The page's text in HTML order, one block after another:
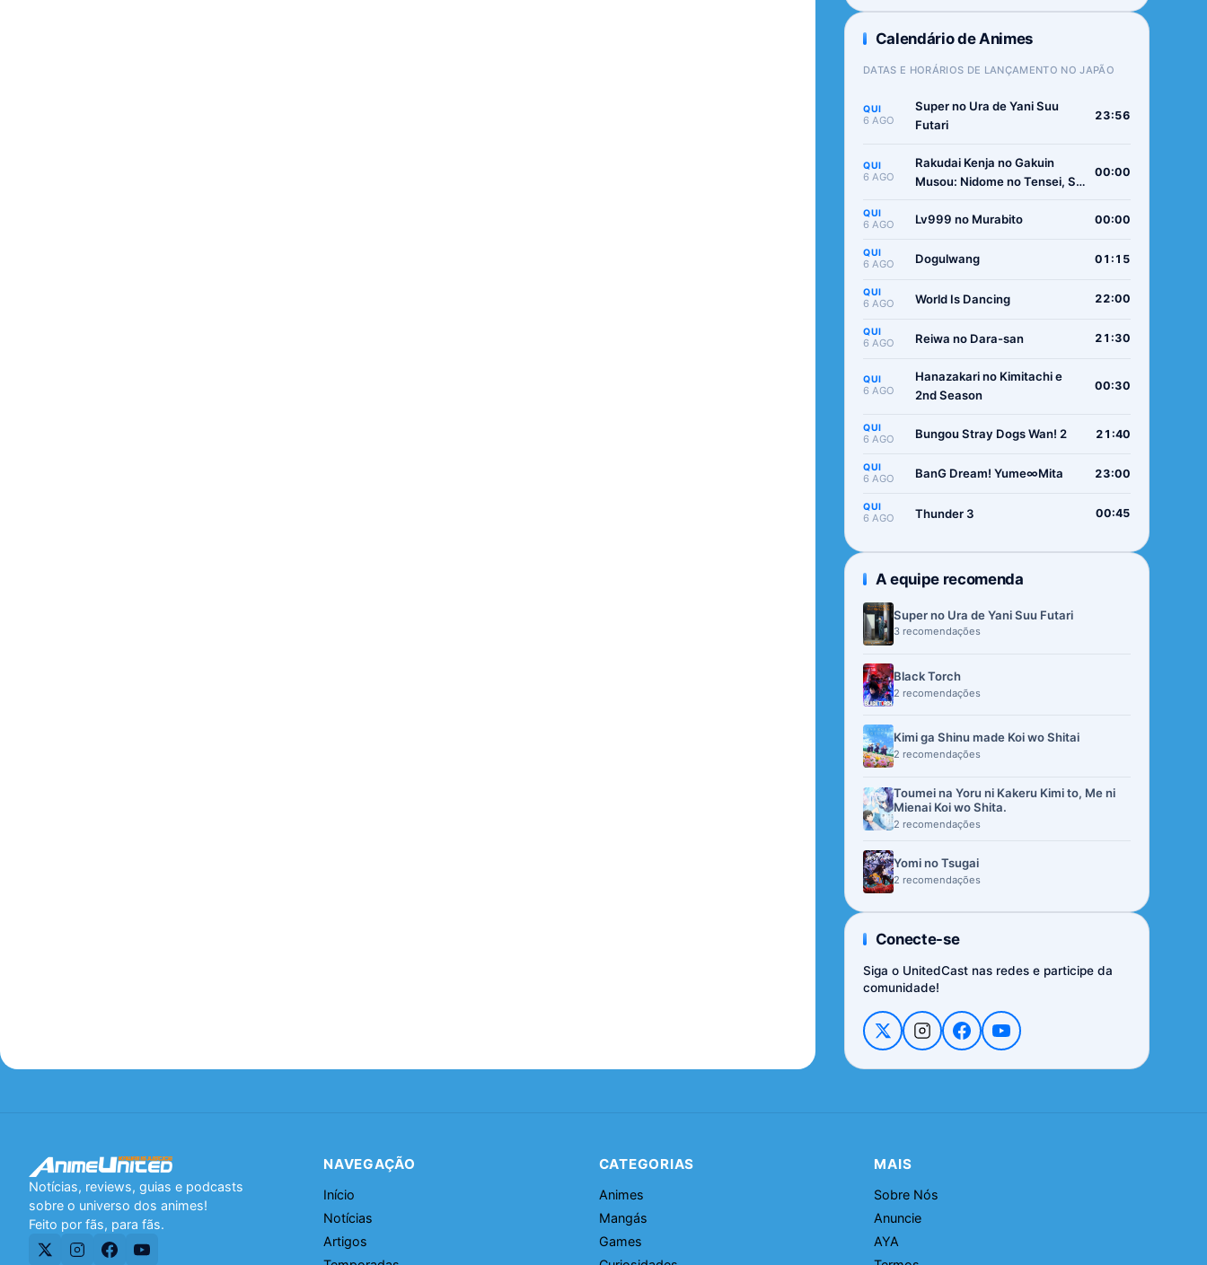
Calendário de Animes
DATAS E HORÁRIOS DE LANÇAMENTO NO JAPÃO
QUI
6 AGO
Super no Ura de Yani Suu
Futari
23:56
QUI
6 AGO
Rakudai Kenja no Gakuin
Musou: Nidome no Tensei, S-
Boukenroku
00:00
QUI
6 AGO Lv999 no Murabito 00:00
QUI
6 AGO Dogulwang 01:15
QUI
6 AGO World Is Dancing 22:00
QUI
6 AGO Reiwa no Dara-san 21:30
QUI
6 AGO
Hanazakari no Kimitachi e
2nd Season
00:30
QUI
6 AGO Bungou Stray Dogs Wan! 2 21:40
QUI
6 AGO BanG Dream! Yume∞Mita 23:00
QUI
6 AGO Thunder 3 00:45
A equipe recomenda
Super no Ura de Yani Suu Futari
3 recomendações
Black Torch
2 recomendações
Kimi ga Shinu made Koi wo Shitai
2 recomendações
Toumei na Yoru ni Kakeru Kimi to, Me ni
Mienai Koi wo Shita.
2 recomendações
Yomi no Tsugai
2 recomendações
Conecte-se
Siga o UnitedCast nas redes e participe da
comunidade!
Notícias, reviews, guias e podcasts
sobre o universo dos animes!
Feito por fãs, para fãs.
NAVEGAÇÃO
Início
Notícias
Artigos
CATEGORIAS
Animes
Mangás
Games
MAIS
Sobre Nós
Anuncie
AYA